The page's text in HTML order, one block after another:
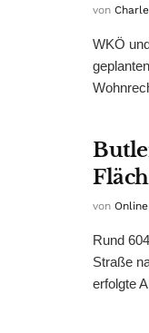
von
WKÖ
von
Rund
Straße
erfolgte